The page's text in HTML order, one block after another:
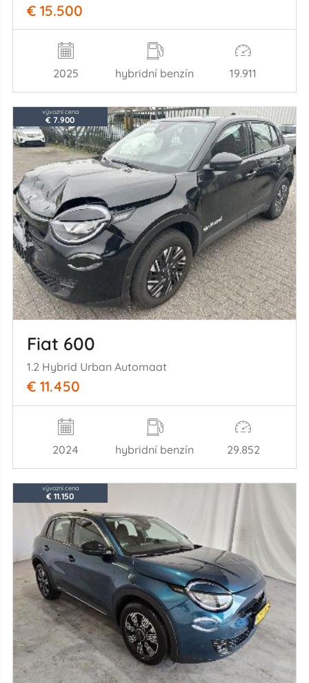
€ 15.500
2025 hybridní benzín 19.911
vývozní cena
€ 7.900
Fiat 600
1.2 Hybrid Urban Automaat
€ 11.450
2024 hybridní benzín 29.852
vývozní cena
€ 11.150